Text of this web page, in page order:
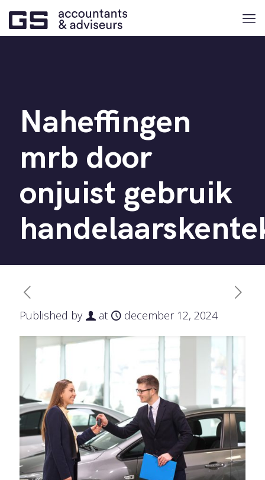
Naheffingen
mrb door
onjuist gebruik
Published by at december 12, 2024